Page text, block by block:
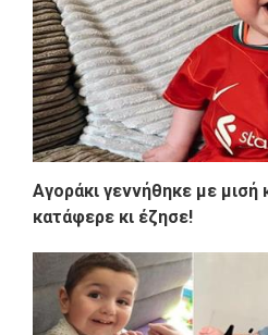
Αγοράκι γεννήθηκε με μισή
κατάφερε κι έζησε!